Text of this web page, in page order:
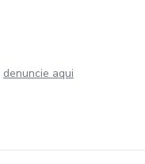
denuncie aqui